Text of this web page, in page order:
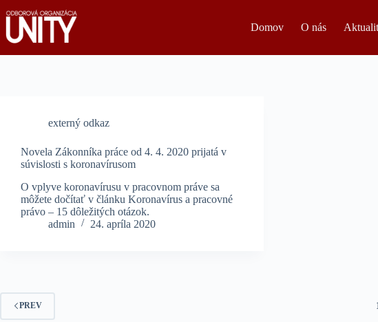
to
content
Domov O nás
externý odkaz
Novela Zákonníka práce od 4. 4. 2020 prijatá v
súvislosti s koronavírusom
O vplyve koronavírusu v pracovnom práve sa
môžete dočítať v článku Koronavírus a pracovné
právo – 15 dôležitých otázok.
admin
24. apríla 2020
PREV 1